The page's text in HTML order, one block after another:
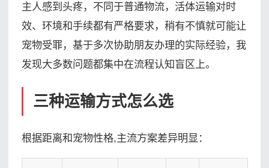
主人感到头疼，不同于普通物流，活体运输对时
效、环境和手续都有严格要求，稍有不慎就可能让
宠物受罪，基于多次协助朋友办理的实际经验，我
发现大多数问题都集中在流程认知盲区上。
三种运输方式怎么选
根据距离和宠物性格,主流方案差异明显：